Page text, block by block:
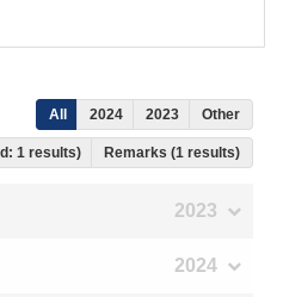
All 2024 2023 Other
1 results) Remarks (1 results)
2023
2024